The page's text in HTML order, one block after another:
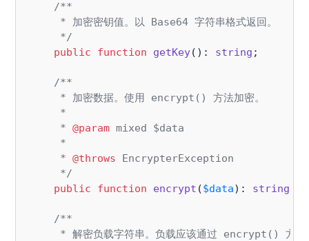
/**
     * 加密密钥值。以 Base64 字符串格式返回。
     */
public
function getKey( ): string ;
/**
     * 加密数据。使用 encrypt() 方法加密。
     *
     *
@param mixed $data
     *
     *
@throws EncrypterException
     */
public
function encrypt ($data): string
/**
* 解密负载字符串。负载应该通过 encrypt() 方法